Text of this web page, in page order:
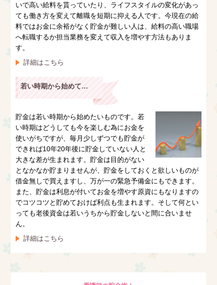
いで高い給料を貰っていたり、ライフスタイルの変化があっ
ても働き方を変えて離職を短期に抑える人です。今現在の給
料ではお金に余裕がなく貯金が難しい人は、給料の高い職場
へ転職するか担当業務を変えて収入を増やす方法もありま
す。
詳細はこちら
若い時期から始めておこう
貯金は若い時期から始めたいものです。若
い時期はどうしても今を楽しむ為にお金を
使いがちですが、毎月少しずつでも貯金が
できれば10年20年後に貯金していない人と
大きな差が生まれます。貯金は目的がない
となかなか貯まりませんが、貯金をしておくと欲しいものが
借金無しで買えますし、万が一の緊急予備金にもできます。
また、貯金は利息が付いてお金を増やす原資にもなりますの
でコツコツと貯めておけば利点も生まれます。そして何とい
っても老後資金は若いうちから貯金しないと間に合いませ
ん。
詳細はこちら